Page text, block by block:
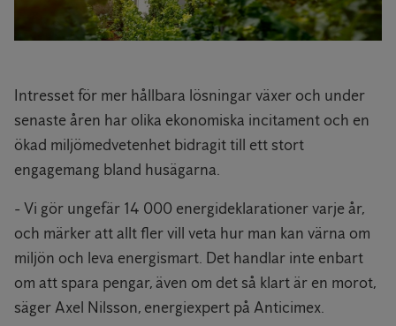
Intresset för mer hållbara lösningar växer och under
senaste åren har olika ekonomiska incitament och en
ökad miljömedvetenhet bidragit till ett stort
engagemang bland husägarna.
- Vi gör ungefär 14 000 energideklarationer varje år,
och märker att allt fler vill veta hur man kan värna om
miljön och leva energismart. Det handlar inte enbart
om att spara pengar, även om det så klart är en morot,
säger Axel Nilsson, energiexpert på Anticimex.